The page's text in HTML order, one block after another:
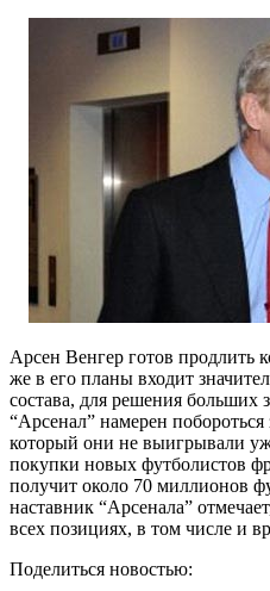
Арсен Венгер готов продлить
же в его планы входит
состава, для решения больших
“Арсенал” намерен
который они не выигрывали
покупки новых футболистов
получит около 70 миллионов
наставник “Арсенала”
всех позициях, в том числе и
Поделиться новостью: